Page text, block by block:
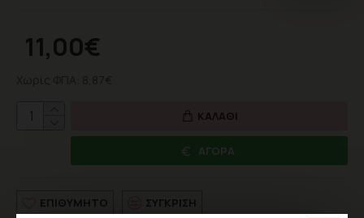
11,00€
ΚΑΛΆΘΙ
ΑΓΟΡΆ
ΕΠΙΘΥΜΗΤΌ ΣΎΓΚΡΙΣΗ